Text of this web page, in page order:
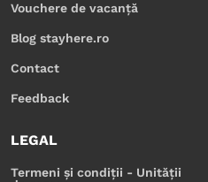
Vouchere de vacanță
Blog stayhere.ro
Contact
Feedback
LEGAL
Termeni și condiții - Unității